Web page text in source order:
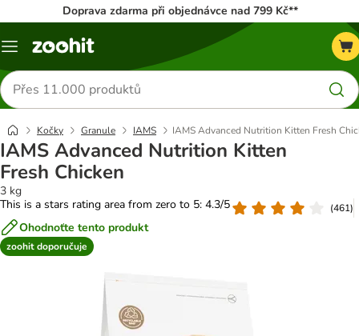
Doprava zdarma při objednávce nad 799 Kč**
Menu
Hledat
produkty
Kočky Granule IAMS IAMS Advanced Nutrition Kitten Fresh
IAMS Advanced Nutrition Kitten
Fresh Chicken
3 kg
This is a stars rating area from zero to 5: 4.3/5
(461)
Ohodnoťte tento produkt
zoohit doporučuje